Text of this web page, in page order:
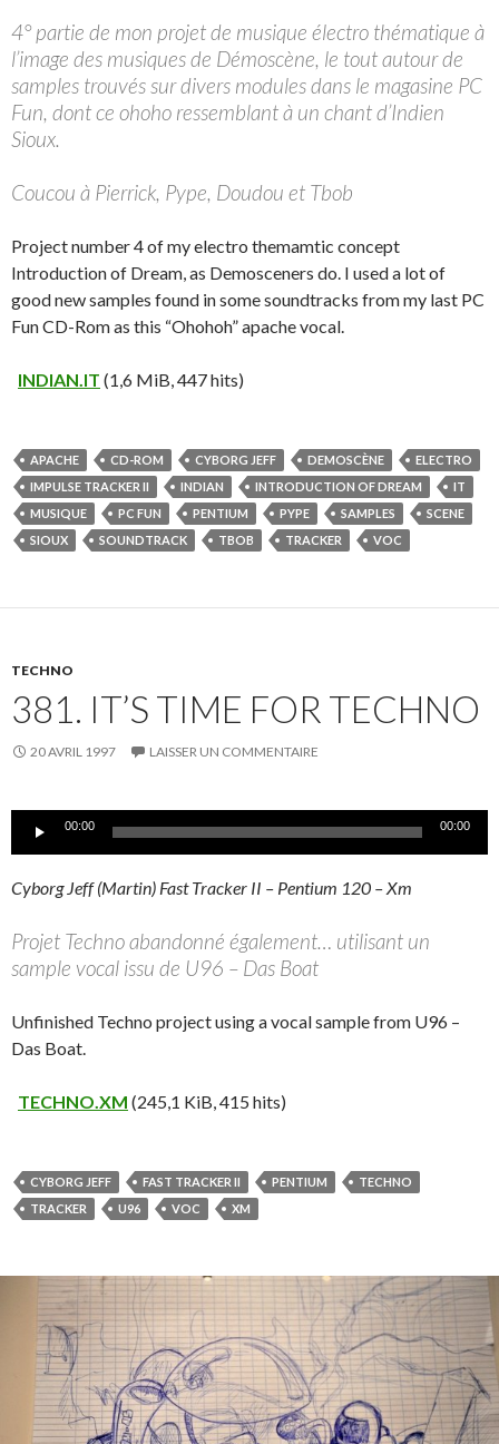
4° partie de mon projet de musique électro thématique à
l’image des musiques de Démoscène, le tout autour de
samples trouvés sur divers modules dans le magasine PC
Fun, dont ce ohoho ressemblant à un chant d’Indien
Sioux.
Coucou à Pierrick, Pype, Doudou et Tbob
Project number 4 of my electro themamtic concept
Introduction of Dream, as Demosceners do. I used a lot of
good new samples found in some soundtracks from my last PC
Fun CD-Rom as this “Ohohoh” apache vocal.
INDIAN.IT (1,6 MiB, 447 hits)
APACHE CD-ROM CYBORG JEFF DEMOSCÈNE
ELECTRO
IMPULSE TRACKER II
INDIAN INTRODUCTION OF DREAM
IT
MUSIQUE
PC FUN PENTIUM PYPE SAMPLES
SCENE
SIOUX
SOUNDTRACK TBOB TRACKER VOC
TECHNO
381. IT’S TIME FOR TECHNO
20 AVRIL 1997 LAISSER UN COMMENTAIRE
Lecteur00:00 00:00
Cyborg Jeff (Martin) Fast Tracker II – Pentium 120 – Xm
Projet Techno abandonné également… utilisant un
sample vocal issu de U96 – Das Boat
Unfinished Techno project using a vocal sample from U96 –
Das Boat.
TECHNO.XM (245,1 KiB, 415 hits)
CYBORG JEFF FAST TRACKER II PENTIUM
TECHNO
TRACKER
U96 VOC XM